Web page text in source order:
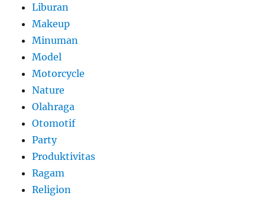
Liburan
Makeup
Minuman
Model
Motorcycle
Nature
Olahraga
Otomotif
Party
Produktivitas
Ragam
Religion